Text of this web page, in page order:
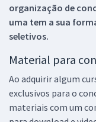
organização de
uma tem a sua
seletivos.
Material para
Ao adquirir algum
exclusivos para o
materiais com um